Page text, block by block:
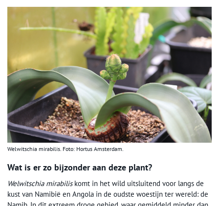
Welwitschia mirabilis. Foto: Hortus Amsterdam.
Wat is er zo bijzonder aan deze plant?
Welwitschia mirabilis komt in het wild uitsluitend voor langs de
kust van Namibië en Angola in de oudste woestijn ter wereld: de